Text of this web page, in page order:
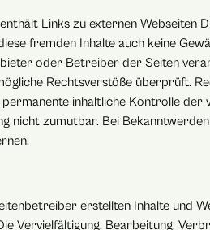
Links zu externen Webseiten
fremden Inhalte auch keine
oder Betreiber der Seiten
Rechtsverstöße überprüft.
permanente inhaltliche Kontrolle
nicht zumutbar. Bei
erstellten Inhalte und
Vervielfältigung, Bearbeitung,